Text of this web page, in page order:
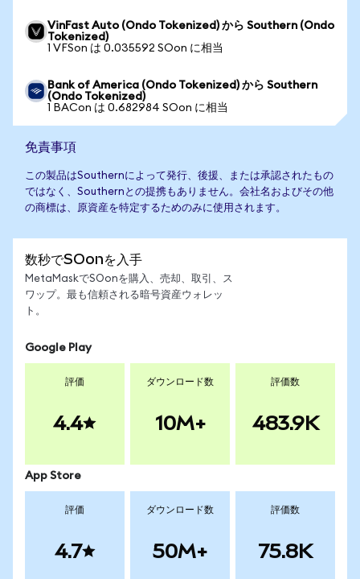
VinFast Auto (Ondo Tokenized) から Southern (Ondo
Tokenized)
1 VFSon は 0.035592 SOon に相当
Bank of America (Ondo Tokenized) から Southern
(Ondo Tokenized)
1 BACon は 0.682984 SOon に相当
免責事項
この製品はSouthernによって発行、後援、または承認されたもの
ではなく、Southernとの提携もありません。会社名およびその他
の商標は、原資産を特定するためのみに使用されます。
数秒でSOonを入手
MetaMaskでSOonを購入、売却、取引、ス
ワップ。最も信頼される暗号資産ウォレッ
ト。
Google Play
評価
4.4
ダウンロード数
10M+
評価数
483.9K
App Store
評価
4.7
ダウンロード数
50M+
評価数
75.8K